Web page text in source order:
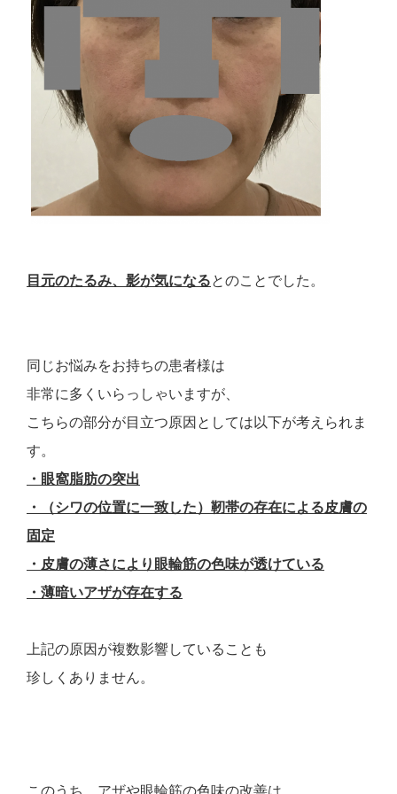
目元のたるみ、影が気になるとのことでした。
同じお悩みをお持ちの患者様は
非常に多くいらっしゃいますが、
こちらの部分が目立つ原因としては以下が考えられま
す。
・眼窩脂肪の突出
・（シワの位置に一致した）靭帯の存在による皮膚の
固定
・皮膚の薄さにより眼輪筋の色味が透けている
・薄暗いアザが存在する
上記の原因が複数影響していることも
珍しくありません。
このうち、アザや眼輪筋の色味の改善は、